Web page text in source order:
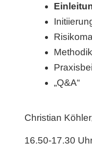
„Q&A“
Christian
16.50-17.30